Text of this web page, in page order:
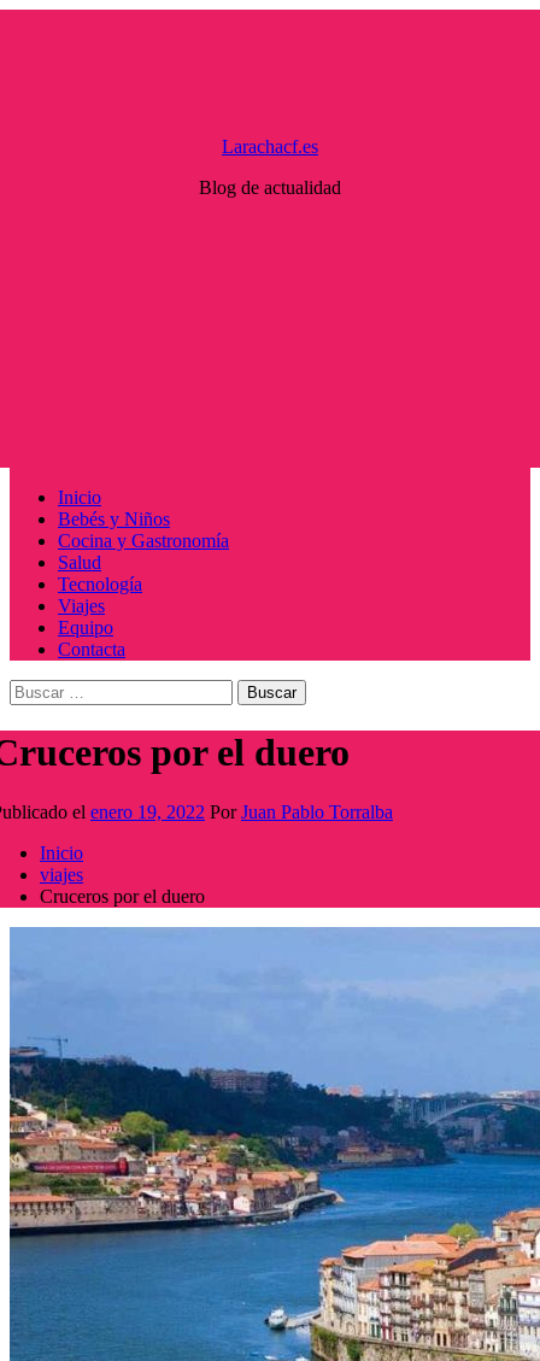
Larachacf.es
Blog de actualidad
Menú
principal
Inicio
Bebés y Niños
Cocina y Gastronomía
Salud
Tecnología
Viajes
Equipo
Contacta
Buscar:
por el duero
el enero 19, 2022 PorJuan Pablo Torralba
Inicio
viajes
Cruceros por el duero